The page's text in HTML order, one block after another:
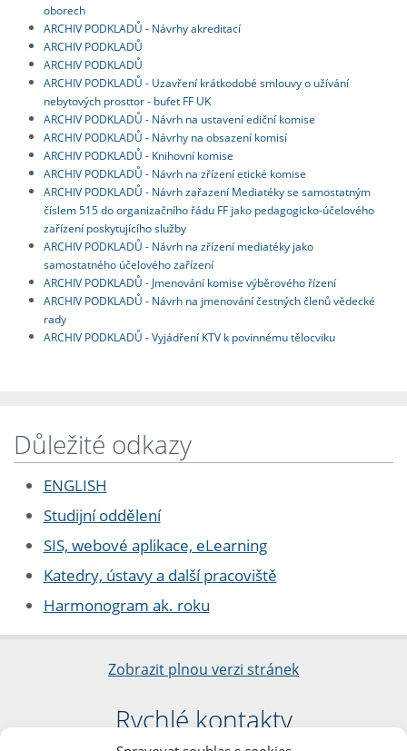
oborech
ARCHIV PODKLADŮ - Návrhy akreditací
ARCHIV PODKLADŮ
ARCHIV PODKLADŮ
ARCHIV PODKLADŮ - Uzavření krátkodobé smlouvy o užívání
nebytových prosttor - bufet FF UK
ARCHIV PODKLADŮ - Návrh na ustavení ediční komise
ARCHIV PODKLADŮ - Návrhy na obsazení komisí
ARCHIV PODKLADŮ - Knihovní komise
ARCHIV PODKLADŮ - Návrh na zřízení etické komise
ARCHIV PODKLADŮ - Návrh zařazení Mediatéky se samostatným
číslem 515 do organizačního řádu FF jako pedagogicko-účelového
zařízení poskytujícího služby
ARCHIV PODKLADŮ - Návrh na zřízení mediatéky jako
samostatného účelového zařízení
ARCHIV PODKLADŮ - Jmenování komise výběrového řízení
ARCHIV PODKLADŮ - Návrh na jmenování čestných členů vědecké
rady
ARCHIV PODKLADŮ - Vyjádření KTV k povinnému tělocviku
Důležité odkazy
ENGLISH
Studijní oddělení
SIS, webové aplikace, eLearning
Katedry, ústavy a další pracoviště
Harmonogram ak. roku
Zobrazit plnou verzi stránek
Rychlé kontakty